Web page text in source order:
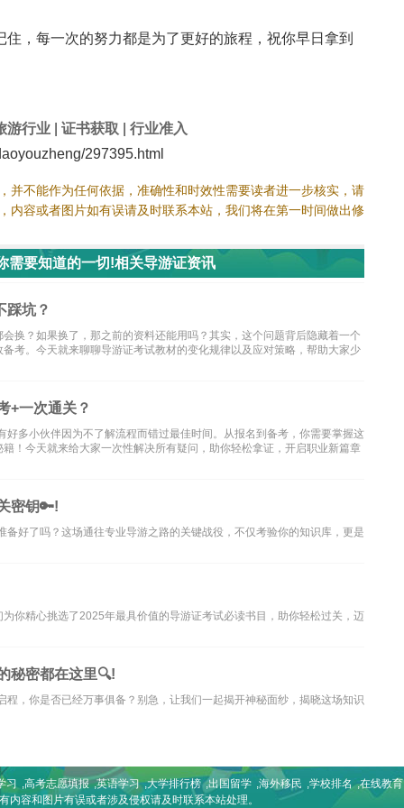
，每一次的努力都是为了更好的旅程，祝你早日拿到
游行业 证书获取
行业准入
297395.html
并不能作为任何依据，准确性和时效性需要读者进一步核实，请
内容或者图片如有误请及时联系本站，我们将在第一时间做出修
需要知道的一切!相关导游证资讯
踩坑？
换？如果换了，那之前的资料还能用吗？其实，这个问题背后隐藏着一个
考。今天就来聊聊导游证考试教材的变化规律以及应对策略，帮助大家少
+一次通关？
多小伙伴因为不了解流程而错过最佳时间。从报名到备考，你需要掌握这
！今天就来给大家一次性解决所有疑问，助你轻松拿证，开启职业新篇章
密钥🔑!
好了吗？这场通往专业导游之路的关键战役，不仅考验你的知识库，更是
你精心挑选了2025年最具价值的导游证考试必读书目，助你轻松过关，迈
秘密都在这里🔍!
，你是否已经万事俱备？别急，让我们一起揭开神秘面纱，揭晓这场知识
习 高考志愿填报 ,英语学习 ,大学排行榜 ,出国留学 海外移民 学校排名 ,在线教育
内容和图片有误或者涉及侵权请及时联系本站处理。